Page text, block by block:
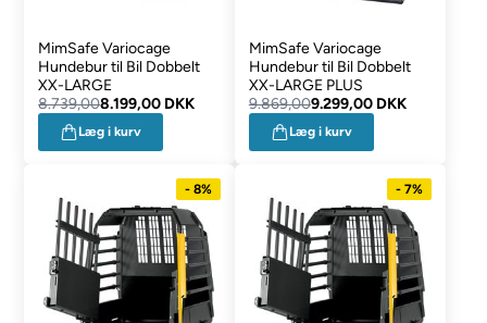
MimSafe Variocage
Hundebur til Bil Dobbelt
XX-LARGE
8.739,008.199,00 DKK
Læg i kurv
MimSafe Variocage
Hundebur til Bil Dobbelt
XX-LARGE PLUS
9.869,009.299,00 DKK
Læg i kurv
- 8% - 7%